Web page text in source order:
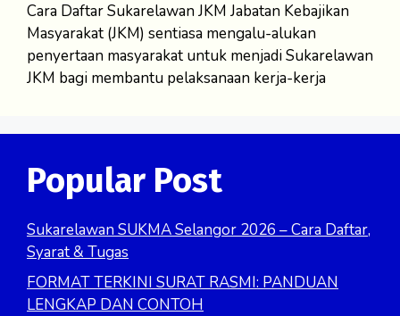
Cara Daftar Sukarelawan JKM Jabatan Kebajikan
Masyarakat (JKM) sentiasa mengalu-alukan
penyertaan masyarakat untuk menjadi Sukarelawan
JKM bagi membantu pelaksanaan kerja-kerja
Popular Post
Sukarelawan SUKMA Selangor 2026 – Cara Daftar,
Syarat & Tugas
FORMAT TERKINI SURAT RASMI: PANDUAN
LENGKAP DAN CONTOH